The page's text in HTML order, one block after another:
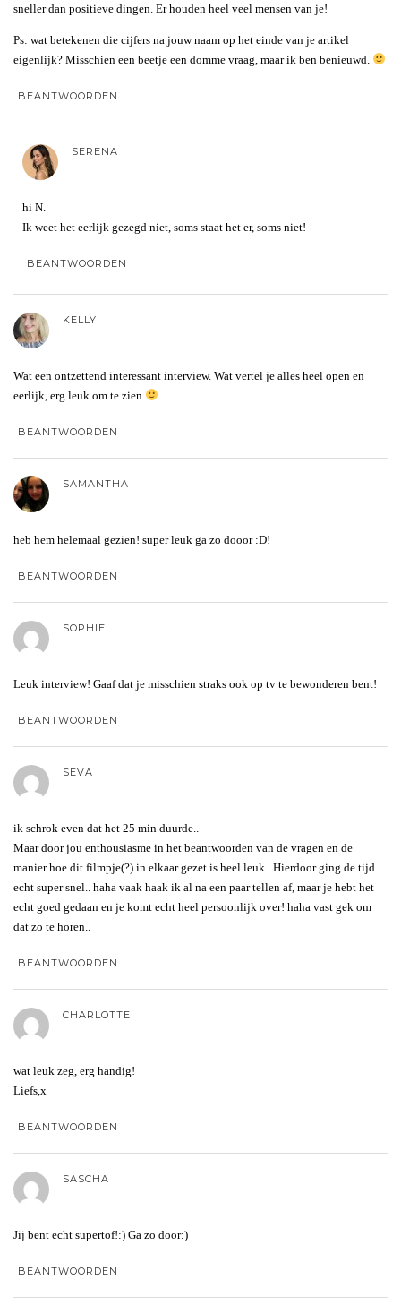
sneller dan positieve dingen. Er houden heel veel mensen van je!
Ps: wat betekenen die cijfers na jouw naam op het einde van je artikel
eigenlijk? Misschien een beetje een domme vraag, maar ik ben benieuwd.
BEANTWOORDEN
SERENA
hi N.
Ik weet het eerlijk gezegd niet, soms staat het er, soms niet!
BEANTWOORDEN
KELLY
Wat een ontzettend interessant interview. Wat vertel je alles heel open en
eerlijk, erg leuk om te zien
BEANTWOORDEN
SAMANTHA
heb hem helemaal gezien! super leuk ga zo dooor :D!
BEANTWOORDEN
SOPHIE
Leuk interview! Gaaf dat je misschien straks ook op tv te bewonderen bent!
BEANTWOORDEN
SEVA
ik schrok even dat het 25 min duurde..
Maar door jou enthousiasme in het beantwoorden van de vragen en de
manier hoe dit filmpje(?) in elkaar gezet is heel leuk.. Hierdoor ging de tijd
echt super snel.. haha vaak haak ik al na een paar tellen af, maar je hebt het
echt goed gedaan en je komt echt heel persoonlijk over! haha vast gek om
dat zo te horen..
BEANTWOORDEN
CHARLOTTE
wat leuk zeg, erg handig!
Liefs,x
BEANTWOORDEN
SASCHA
Jij bent echt supertof!:) Ga zo door:)
BEANTWOORDEN